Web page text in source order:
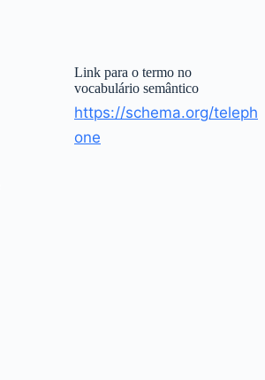
Link para o termo no
vocabulário semântico
https://schema.org/teleph
one